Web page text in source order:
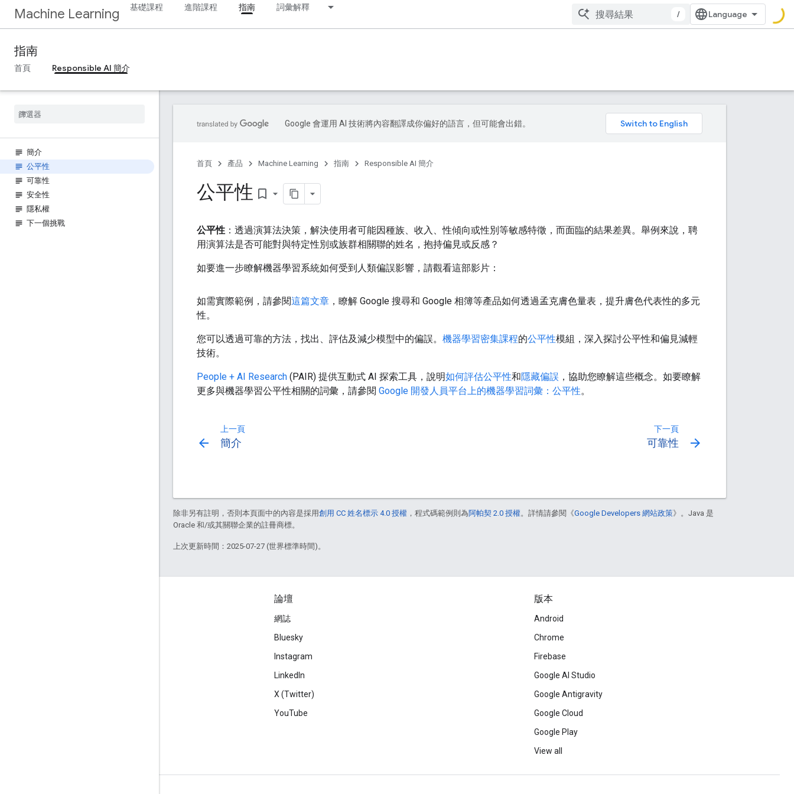
Machine Learning 基礎課程 進階課程 指南 詞彙解釋
/
指南
首頁 Responsible AI 簡介
簡介
公平性
可靠性
安全性
隱私權
下一個挑戰
Google 會運用 AI 技術將內容翻譯成你偏好的語言，但可能會出錯。
首頁 產品 Machine Learning 指南 Responsible AI 簡介
公平性 bookmark_border
公平性 ：透過演算法決策，解決使用者可能因種族、收入、性傾向或性別等敏感特徵，而面臨的結果差異。舉例來說，聘
用演算法是否可能對與特定性別或族群相關聯的姓名，抱持偏見或反感？
如要進一步瞭解機器學習系統如何受到人類偏誤影響，請觀看這部影片：
如需實際範例，請參閱這篇文章 ，瞭解 Google 搜尋和 Google 相簿等產品如何透過孟克膚色量表，提升膚色代表性的多元
性。
您可以透過可靠的方法，找出、評估及減少模型中的偏誤。 機器學習密集課程的公平性模組，深入探討公平性和偏見減輕
技術。
People + AI Research (PAIR) 提供互動式 AI 探索工具，說明如何評估公平性和隱藏偏誤 ，協助您瞭解這些概念。如要瞭解
更多與機器學習公平性相關的詞彙，請參閱 Google 開發人員平台上的機器學習詞彙：公平性。
上一頁
arrow_back 簡介
下一頁
可靠性 arrow_forward
除非另有註明，否則本頁面中的內容是採用創用 CC 姓名標示 4.0 授權 ，程式碼範例則為阿帕契 2.0 授權。詳情請參閱《Google Developers 網站政策》。Java 是
Oracle 和/或其關聯企業的註冊商標。
上次更新時間：2025-07-27 (世界標準時間)。
論壇
網誌
Bluesky
Instagram
LinkedIn
X (Twitter)
YouTube
版本
Android
Chrome
Firebase
Google AI Studio
Google Antigravity
Google Cloud
Google Play
View all